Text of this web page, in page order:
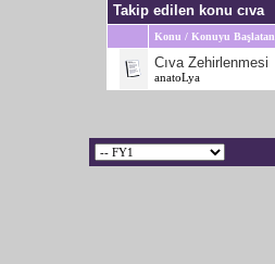
Takip edilen konu cıva
Konu / Konuyu Başlatan
Cıva Zehirlenmesi
anatoLya